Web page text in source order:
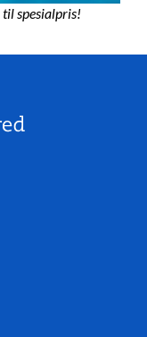
spesialpris!